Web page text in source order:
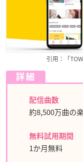
引用：「
詳細
配信曲数
約8,500万曲の
無料試用期間
1か月無料